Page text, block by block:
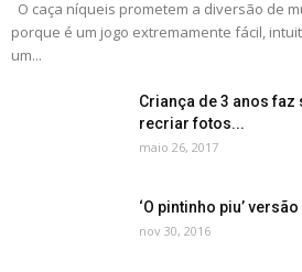
O caça níqueis prometem a diversão de
porque é um jogo extremamente fácil,
um...
Criança de 3 anos
recriar fotos...
maio 26, 2017
‘O pintinho piu’
nov 30, 2016